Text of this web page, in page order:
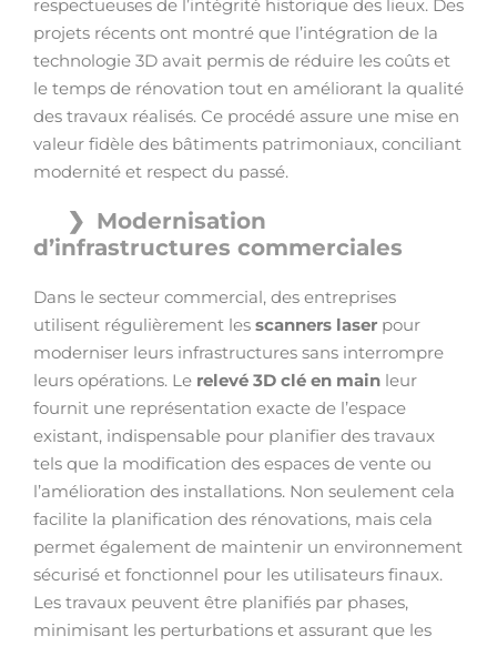
respectueuses de l’intégrité historique des lieux. Des
projets récents ont montré que l’intégration de la
technologie 3D avait permis de réduire les coûts et
le temps de rénovation tout en améliorant la qualité
des travaux réalisés. Ce procédé assure une mise en
valeur fidèle des bâtiments patrimoniaux, conciliant
modernité et respect du passé.
Modernisation
d’infrastructures commerciales
Dans le secteur commercial, des entreprises
utilisent régulièrement les scanners laser pour
moderniser leurs infrastructures sans interrompre
leurs opérations. Le relevé 3D clé en main leur
fournit une représentation exacte de l’espace
existant, indispensable pour planifier des travaux
tels que la modification des espaces de vente ou
l’amélioration des installations. Non seulement cela
facilite la planification des rénovations, mais cela
permet également de maintenir un environnement
sécurisé et fonctionnel pour les utilisateurs finaux.
Les travaux peuvent être planifiés par phases,
minimisant les perturbations et assurant que les